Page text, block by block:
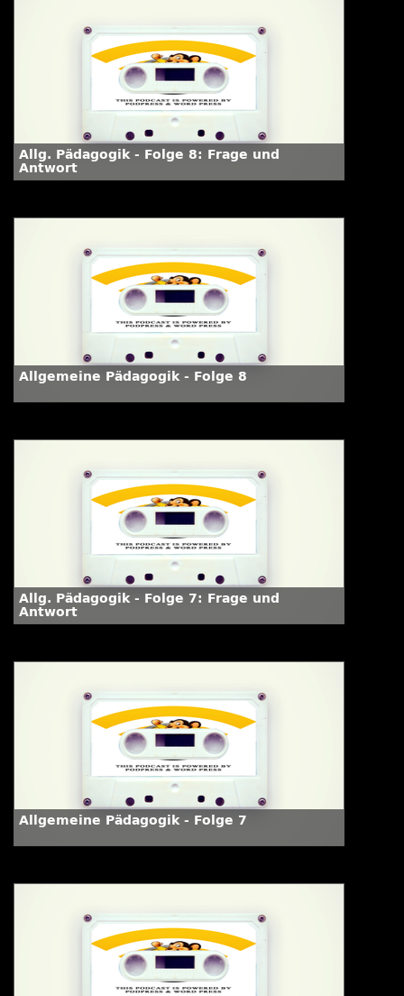
Allg. Pädagogik - Folge 8: Frage und
Antwort
Allgemeine Pädagogik - Folge 8
Allg. Pädagogik - Folge 7: Frage und
Antwort
Allgemeine Pädagogik - Folge 7